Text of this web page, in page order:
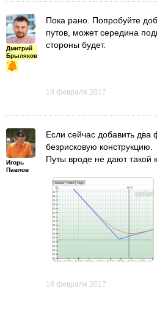
Дмитрий
Брыляков
Пока рано. Попробуйте
путов, может середина
стороны будет.
18 февраля 2017
Игорь
Павлов
Если сейчас добавить
безрисковую конструкцию.
Путы вроде не дают такой
18 февраля 2017